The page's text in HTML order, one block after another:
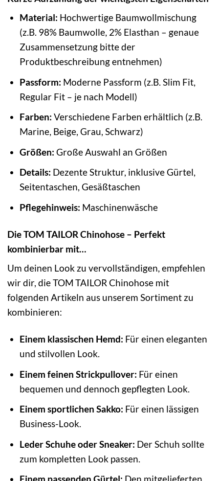
Material: Hochwertige Baumwollmischung
(z.B. 98% Baumwolle, 2% Elasthan – genaue
Zusammensetzung bitte der
Produktbeschreibung entnehmen)
Passform: Moderne Passform (z.B. Slim Fit,
Regular Fit – je nach Modell)
Farben: Verschiedene Farben erhältlich (z.B.
Marine, Beige, Grau, Schwarz)
Größen: Große Auswahl an Größen
Details: Dezente Struktur, inklusive Gürtel,
Seitentaschen, Gesäßtaschen
Pflegehinweis: Maschinenwäsche
Die TOM TAILOR Chinohose – Perfekt
kombinierbar mit…
Um deinen Look zu vervollständigen, empfehlen
wir dir, die TOM TAILOR Chinohose mit
folgenden Artikeln aus unserem Sortiment zu
kombinieren:
Einem klassischen Hemd: Für einen eleganten
und stilvollen Look.
Einem feinen Strickpullover: Für einen
bequemen und dennoch gepflegten Look.
Einem sportlichen Sakko: Für einen lässigen
Business-Look.
Leder Schuhe oder Sneaker: Der Schuh sollte
zum kompletten Look passen.